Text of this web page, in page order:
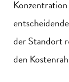
der Standort
den